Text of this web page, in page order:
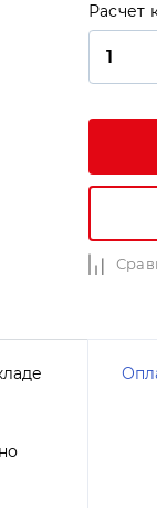
Расчет